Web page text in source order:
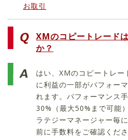
お取引
XMのコピートレード
か？
はい、XMのコピートレ
に利益の一部がパフォー
れます。パフォーマンス
30%（最大50%まで可能
ラテジーマネージャー毎
前に手数料をご確認くださ